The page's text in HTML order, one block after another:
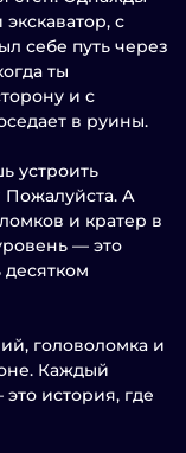
с
себе путь через
ты
и с
в руины.
устроить
Пожалуйста. А
и кратер в
— это
головоломка и
Каждый
история, где